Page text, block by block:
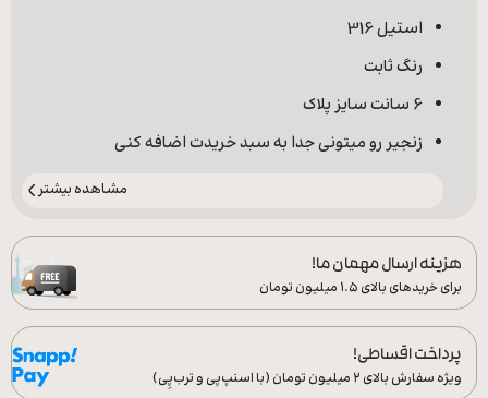
استیل 316
رنگ ثابت
6 سانت سایز پلاک
زنجیر رو میتونی جدا به سبد خریدت اضافه کنی
مشاهده بیشتر
هزینه ارسال مهمان ما!
برای خریدهای بالای ۱.۵ میلیون تومان
پرداخت اقساطی!
ویژه سفارش‌ بالای ۲ میلیون تومان (با اسنپ‌پی و ترب‌پِی)